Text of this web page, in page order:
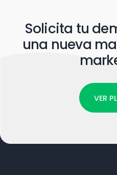
Solicita tu
una nueva
VER